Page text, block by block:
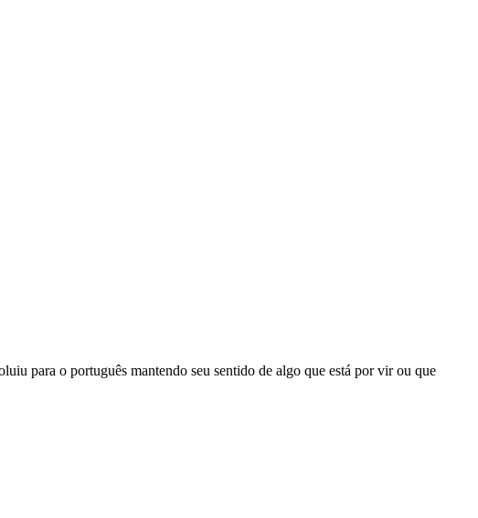
para o português mantendo seu sentido de algo que está por vir ou que